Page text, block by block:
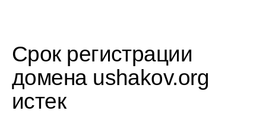
Срок регистрации
домена ushakov.org
истек